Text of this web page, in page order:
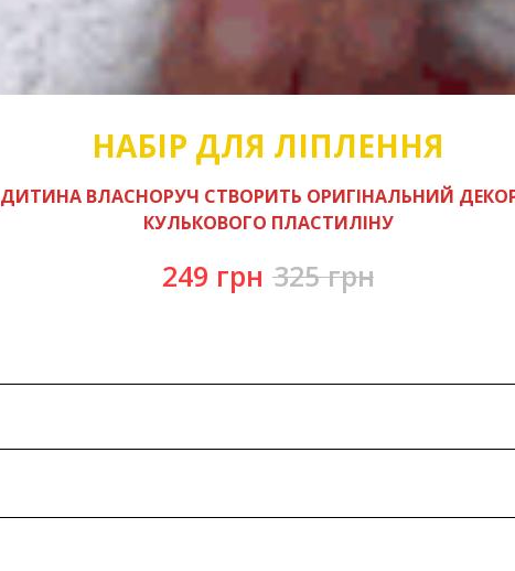
НАБІР ДЛЯ ЛІПЛЕННЯ
ДИТИНА ВЛАСНОРУЧ СТВОРИТЬ ОРИГІНАЛЬНИЙ
КУЛЬКОВОГО ПЛАСТИЛІНУ
249 грн 325 грн